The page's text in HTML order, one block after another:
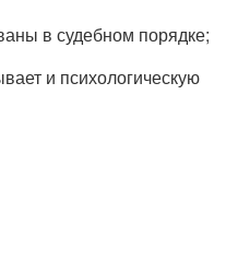
в судебном порядке;
и психологическую